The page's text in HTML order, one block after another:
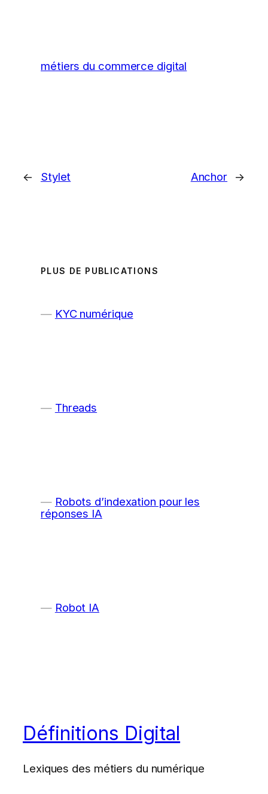
métiers du commerce digital
← Stylet Anchor →
PLUS DE PUBLICATIONS
KYC numérique
Threads
Robots d’indexation pour les
réponses IA
Robot IA
Définitions Digital
Lexiques des métiers du numérique